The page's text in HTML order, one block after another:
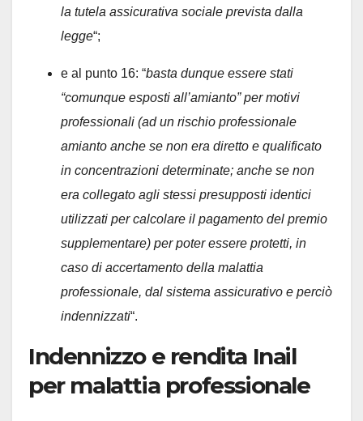
la tutela assicurativa sociale prevista dalla
legge“;
e al punto 16: “basta dunque essere stati
“comunque esposti all’amianto” per motivi
professionali (ad un rischio professionale
amianto anche se non era diretto e qualificato
in concentrazioni determinate; anche se non
era collegato agli stessi presupposti identici
utilizzati per calcolare il pagamento del premio
supplementare) per poter essere protetti, in
caso di accertamento della malattia
professionale, dal sistema assicurativo e perciò
indennizzati“.
Indennizzo e rendita Inail
per malattia professionale